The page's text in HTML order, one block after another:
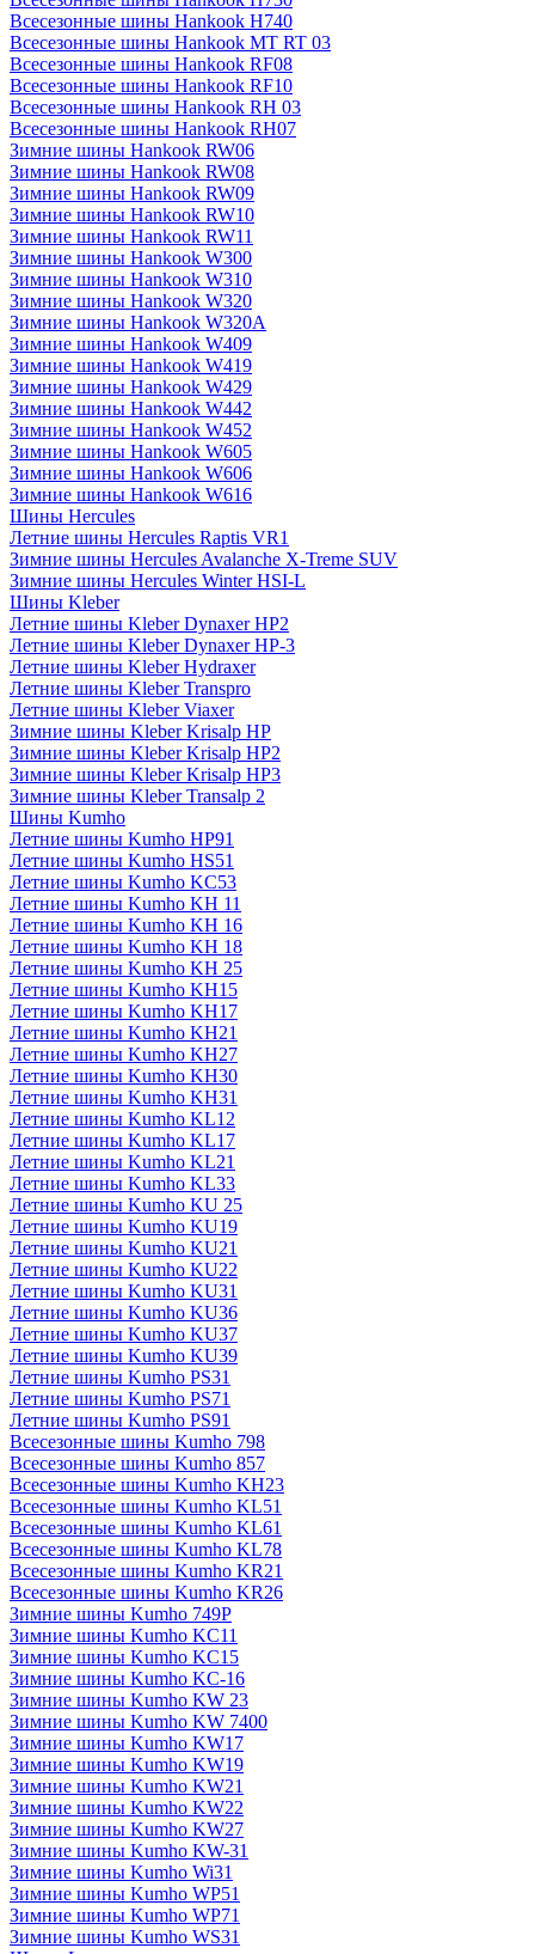
Всесезонные шины Hankook H740
Всесезонные шины Hankook MT RT 03
Всесезонные шины Hankook RF08
Всесезонные шины Hankook RF10
Всесезонные шины Hankook RH 03
Всесезонные шины Hankook RH07
Зимние шины Hankook RW06
Зимние шины Hankook RW08
Зимние шины Hankook RW09
Зимние шины Hankook RW10
Зимние шины Hankook RW11
Зимние шины Hankook W300
Зимние шины Hankook W310
Зимние шины Hankook W320
Зимние шины Hankook W320A
Зимние шины Hankook W409
Зимние шины Hankook W419
Зимние шины Hankook W429
Зимние шины Hankook W442
Зимние шины Hankook W452
Зимние шины Hankook W605
Зимние шины Hankook W606
Зимние шины Hankook W616
Шины Hercules
Летние шины Hercules Raptis VR1
Зимние шины Hercules Avalanche X-Treme SUV
Зимние шины Hercules Winter HSI-L
Шины Kleber
Летние шины Kleber Dynaxer HP2
Летние шины Kleber Dynaxer HP-3
Летние шины Kleber Hydraxer
Летние шины Kleber Transpro
Летние шины Kleber Viaxer
Зимние шины Kleber Krisalp HP
Зимние шины Kleber Krisalp HP2
Зимние шины Kleber Krisalp HP3
Зимние шины Kleber Transalp 2
Шины Kumho
Летние шины Kumho HP91
Летние шины Kumho HS51
Летние шины Kumho KC53
Летние шины Kumho KH 11
Летние шины Kumho KH 16
Летние шины Kumho KH 18
Летние шины Kumho KH 25
Летние шины Kumho KH15
Летние шины Kumho KH17
Летние шины Kumho KH21
Летние шины Kumho KH27
Летние шины Kumho KH30
Летние шины Kumho KH31
Летние шины Kumho KL12
Летние шины Kumho KL17
Летние шины Kumho KL21
Летние шины Kumho KL33
Летние шины Kumho KU 25
Летние шины Kumho KU19
Летние шины Kumho KU21
Летние шины Kumho KU22
Летние шины Kumho KU31
Летние шины Kumho KU36
Летние шины Kumho KU37
Летние шины Kumho KU39
Летние шины Kumho PS31
Летние шины Kumho PS71
Летние шины Kumho PS91
Всесезонные шины Kumho 798
Всесезонные шины Kumho 857
Всесезонные шины Kumho KH23
Всесезонные шины Kumho KL51
Всесезонные шины Kumho KL61
Всесезонные шины Kumho KL78
Всесезонные шины Kumho KR21
Всесезонные шины Kumho KR26
Зимние шины Kumho 749P
Зимние шины Kumho KC11
Зимние шины Kumho KC15
Зимние шины Kumho KC-16
Зимние шины Kumho KW 23
Зимние шины Kumho KW 7400
Зимние шины Kumho KW17
Зимние шины Kumho KW19
Зимние шины Kumho KW21
Зимние шины Kumho KW22
Зимние шины Kumho KW27
Зимние шины Kumho KW-31
Зимние шины Kumho Wi31
Зимние шины Kumho WP51
Зимние шины Kumho WP71
Зимние шины Kumho WS31